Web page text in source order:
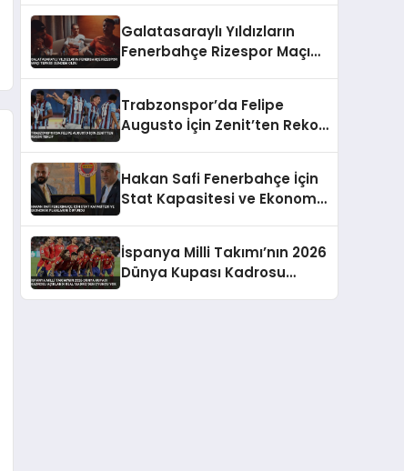
Galatasaraylı Yıldızların
Fenerbahçe Rizespor Maçı
Trabzonspor’da Felipe
Augusto İçin Zenit’ten Rekor
Hakan Safi Fenerbahçe İçin
Stat Kapasitesi ve Ekonomik
İspanya Milli Takımı’nın 2026
Dünya Kupası Kadrosu